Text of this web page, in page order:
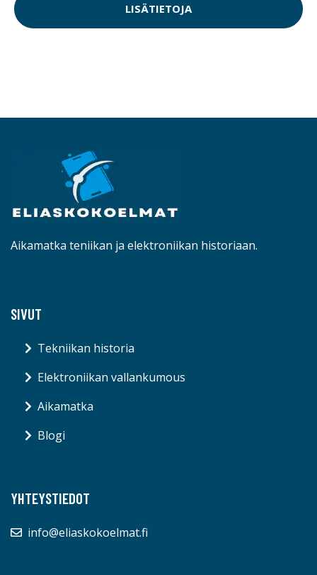
LISÄTIETOJA
Aikamatka teniikan ja elektroniikan historiaan.
SIVUT
Tekniikan historia
Elektroniikan vallankumous
Aikamatka
Blogi
YHTEYSTIEDOT
info@eliaskokoelmat.fi